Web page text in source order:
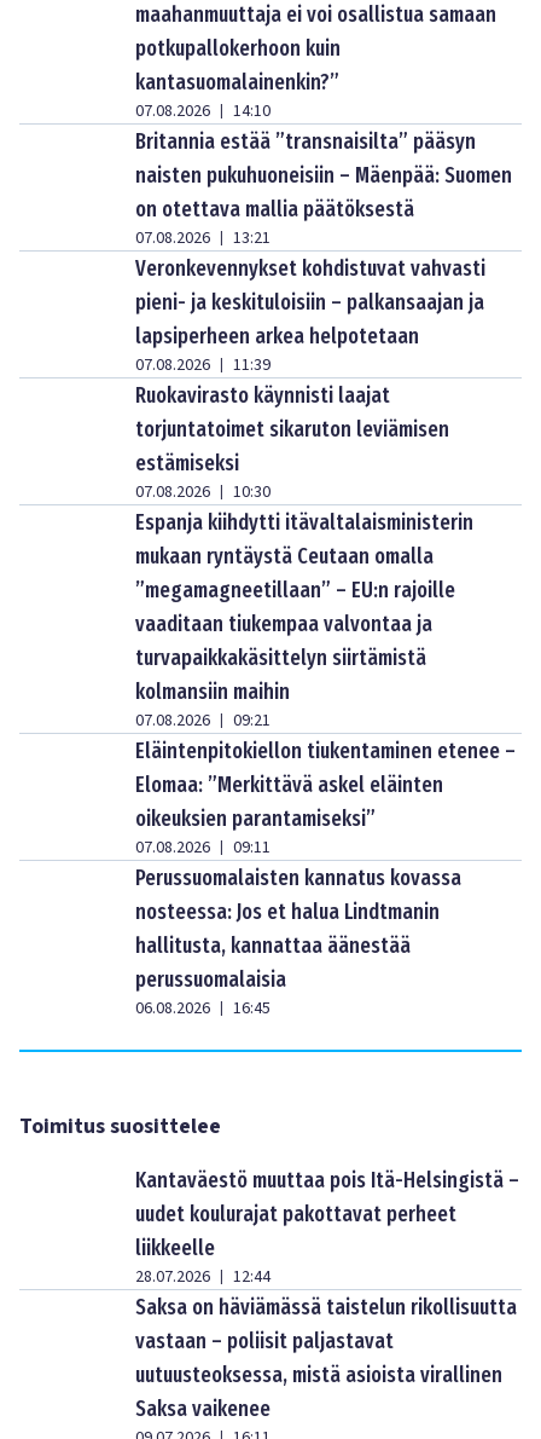
maahanmuuttaja ei voi osallistua samaan
potkupallokerhoon kuin
kantasuomalainenkin?”
07.08.2026 | 14:10
Britannia estää ”transnaisilta” pääsyn
naisten pukuhuoneisiin – Mäenpää: Suomen
on otettava mallia päätöksestä
07.08.2026 | 13:21
Veronkevennykset kohdistuvat vahvasti
pieni- ja keskituloisiin – palkansaajan ja
lapsiperheen arkea helpotetaan
07.08.2026 | 11:39
Ruokavirasto käynnisti laajat
torjuntatoimet sikaruton leviämisen
estämiseksi
07.08.2026 | 10:30
Espanja kiihdytti itävaltalaisministerin
mukaan ryntäystä Ceutaan omalla
”megamagneetillaan” – EU:n rajoille
vaaditaan tiukempaa valvontaa ja
turvapaikkakäsittelyn siirtämistä
kolmansiin maihin
07.08.2026 | 09:21
Eläintenpitokiellon tiukentaminen etenee –
Elomaa: ”Merkittävä askel eläinten
oikeuksien parantamiseksi”
07.08.2026 | 09:11
Perussuomalaisten kannatus kovassa
nosteessa: Jos et halua Lindtmanin
hallitusta, kannattaa äänestää
perussuomalaisia
06.08.2026 | 16:45
Toimitus suosittelee
Kantaväestö muuttaa pois Itä-Helsingistä –
uudet koulurajat pakottavat perheet
liikkeelle
28.07.2026 | 12:44
Saksa on häviämässä taistelun rikollisuutta
vastaan – poliisit paljastavat
uutuusteoksessa, mistä asioista virallinen
Saksa vaikenee